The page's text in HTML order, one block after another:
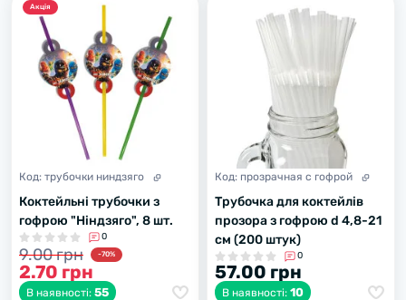
Акцiя
Код: трубочки ниндзяго
Коктейльні трубочки з
гофрою "Ніндзяго", 8 шт.
0
9.00 грн -70%
2.70 грн
В наявності: 55
Код: прозрачная с гофрой
Трубочка для коктейлів
прозора з гофрою d 4,8-21
см (200 штук)
0
57.00 грн
В наявності: 10